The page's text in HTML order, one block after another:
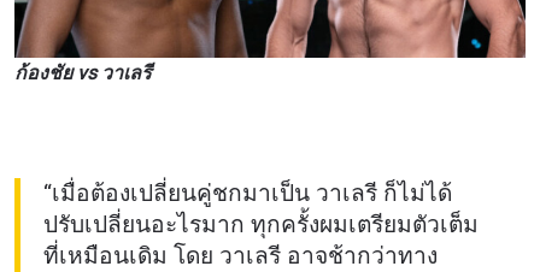
ก้องชัย vs วาเลรี
“เมื่อต้องเปลี่ยนคู่ชกมาเป็น วาเลรี ก็ไม่ได้
ปรับเปลี่ยนอะไรมาก ทุกครั้งผมเตรียมตัวเต็ม
ที่เหมือนเดิม โดย วาเลรี อาจช้ากว่าทาง